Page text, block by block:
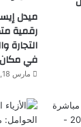
ميدل
رقمية
التجارة
في
مارس 18, 2026